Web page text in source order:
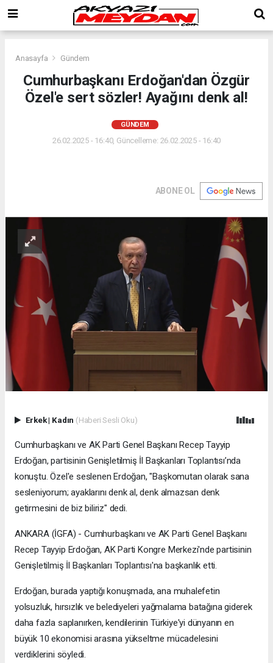
Anasayfa Gündem
Cumhurbaşkanı Erdoğan'dan Özgür
Özel'e sert sözler! Ayağını denk al!
GÜNDEM
26.02.2025 - 16:40, Güncelleme: 26.02.2025 - 16:40
ABONE OL
Erkek| Kadın (Haberi Sesli Oku)
Cumhurbaşkanı ve AK Parti Genel Başkanı Recep Tayyip
Erdoğan, partisinin Genişletilmiş İl Başkanları Toplantısı’nda
konuştu. Özel'e seslenen Erdoğan, "Başkomutan olarak sana
sesleniyorum; ayaklarını denk al, denk almazsan denk
getirmesini de biz biliriz" dedi.
ANKARA (İGFA) - Cumhurbaşkanı ve AK Parti Genel Başkanı
Recep Tayyip Erdoğan, AK Parti Kongre Merkezi'nde partisinin
Genişletilmiş İl Başkanları Toplantısı'na başkanlık etti.
Erdoğan, burada yaptığı konuşmada, ana muhalefetin
yolsuzluk, hırsızlık ve belediyeleri yağmalama batağına giderek
daha fazla saplanırken, kendilerinin Türkiye'yi dünyanın en
büyük 10 ekonomisi arasına yükseltme mücadelesini
verdiklerini söyledi.